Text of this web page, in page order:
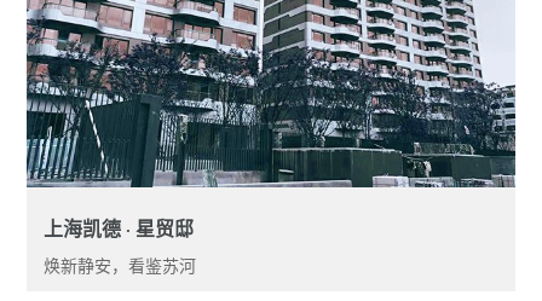
上海凯德 · 星贸邸
焕新静安，看鉴苏河